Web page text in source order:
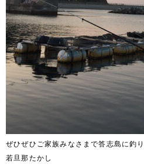
ぜひぜひご家族みなさまで答志島に釣
若旦那たかし